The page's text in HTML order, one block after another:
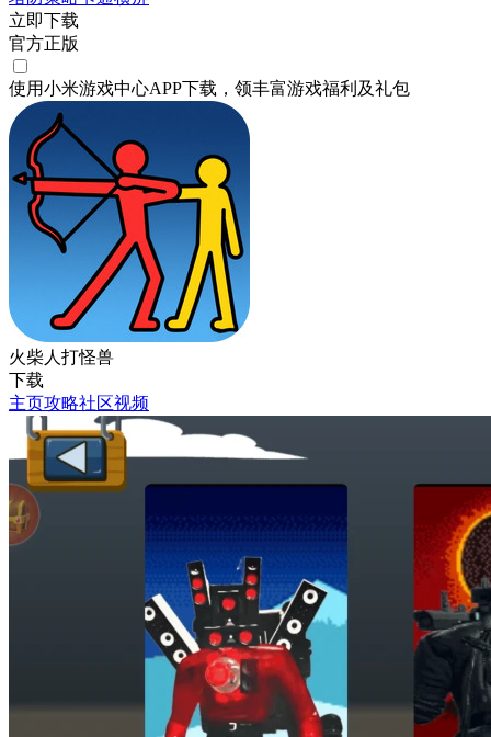
立即下载
官方正版
使用小米游戏中心APP下载 ，领丰富游戏福利 及礼包
火柴人打怪兽
下载
主页攻略社区视频